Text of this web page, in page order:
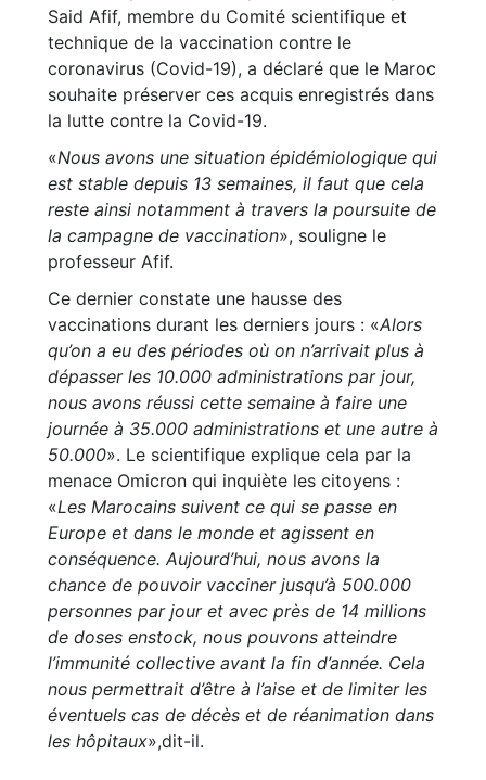
Said Afif, membre du Comité scientifique et
technique de la vaccination contre le
coronavirus (Covid-19), a déclaré que le Maroc
souhaite préserver ces acquis enregistrés dans
la lutte contre la Covid-19.
«Nous avons une situation épidémiologique qui
est stable depuis 13 semaines, il faut que cela
reste ainsi notamment à travers la poursuite de
la campagne de vaccination», souligne le
professeur Afif.
Ce dernier constate une hausse des
vaccinations durant les derniers jours : «Alors
qu’on a eu des périodes où on n’arrivait plus à
dépasser les 10.000 administrations par jour,
nous avons réussi cette semaine à faire une
journée à 35.000 administrations et une autre à
50.000». Le scientifique explique cela par la
menace Omicron qui inquiète les citoyens :
«Les Marocains suivent ce qui se passe en
Europe et dans le monde et agissent en
conséquence. Aujourd’hui, nous avons la
chance de pouvoir vacciner jusqu’à 500.000
personnes par jour et avec près de 14 millions
de doses enstock, nous pouvons atteindre
l’immunité collective avant la fin d’année. Cela
nous permettrait d’être à l’aise et de limiter les
éventuels cas de décès et de réanimation dans
les hôpitaux»,dit-il.